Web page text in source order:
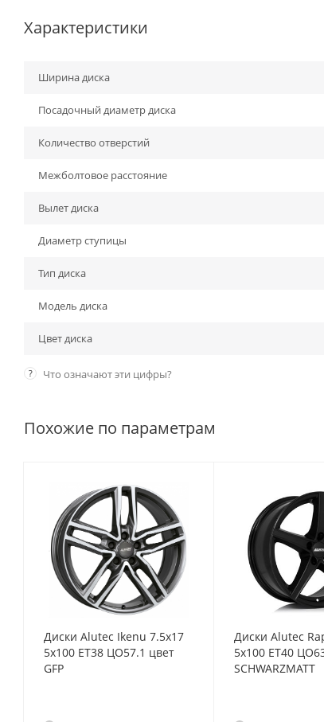
Характеристики
Ширина диска
Посадочный диаметр диска
Количество отверстий
Межболтовое расстояние
Вылет диска
Диаметр ступицы
Тип диска
Модель диска
Цвет диска
? Что означают эти цифры?
Похожие по параметрам
Диски Alutec Ikenu 7.5x17
5x100 ET38 ЦО57.1 цвет
GFP
Диски Alutec
5x100 ET40
SCHWARZMATT